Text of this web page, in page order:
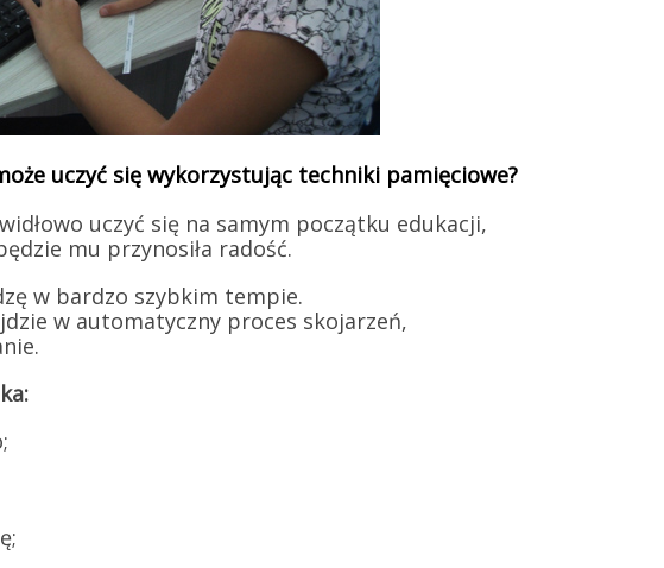
uczyć się wykorzystując techniki pamięciowe?
uczyć się na samym początku edukacji,
mu przynosiła radość.
w bardzo szybkim tempie.
w automatyczny proces skojarzeń,